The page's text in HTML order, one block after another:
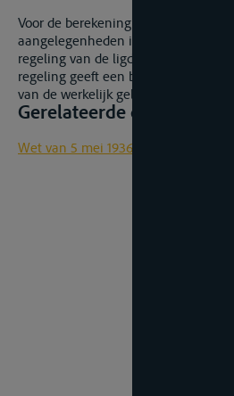
Voor de berekening van de
aangelegenheden is het gebruikelijk
regeling van de ligdagen inzake
regeling geeft een billijke bepaling
van de werkelijk geleden schade.
Gerelateerde documenten
Wet van 5 mei 1936 op de